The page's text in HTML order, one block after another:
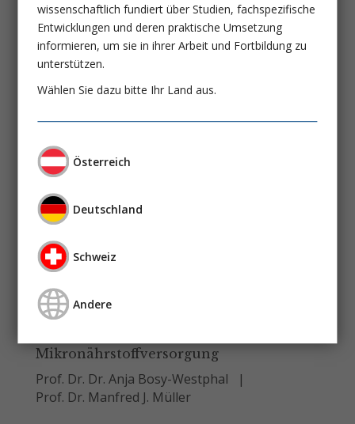
Können wir den Inflammationsstatus des
Patienten durch Ernährung
modifizieren?
Dr. Carla Wunderle
Prof. Dr. med. Philipp Schütz, MPH
Thiaminmangel: Da ist der Stecker
draußen*
Prof. Dr. Wilfred Druml
Prof. Dr. med. Gunnar Elke
Ist die Planetary Health Diet ein Risiko
Anpassung des Ernährungsmusters der
Mikronährstoffversorgung
Prof. Dr. Dr. Anja Bosy-Westphal
Prof. Dr. Manfred J. Müller
wissenschaftlich fundiert über Studien, fachspezifische
Entwicklungen und deren praktische Umsetzung
informieren, um sie in ihrer Arbeit und Fortbildung zu
unterstützen.
Wählen Sie dazu bitte Ihr Land aus.
Österreich
Deutschland
Schweiz
Andere